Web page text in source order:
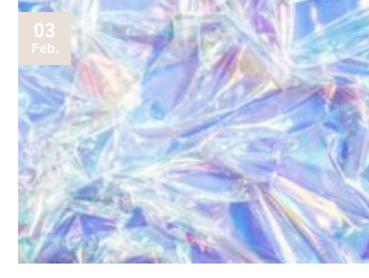
03
Feb.